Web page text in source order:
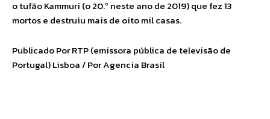
o tufão Kammuri (o 20.º neste ano de 2019) que fez 13
mortos e destruiu mais de oito mil casas.
Publicado Por RTP (emissora pública de televisão de
Portugal) Lisboa / Por Agencia Brasil